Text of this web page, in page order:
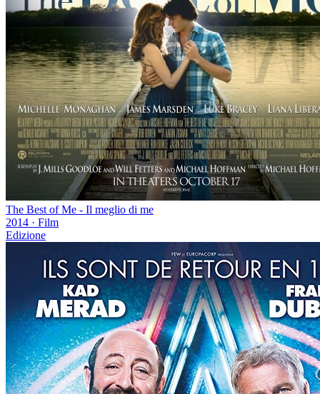
The Best of Me - Il meglio di me
2014 · Film
Edizione